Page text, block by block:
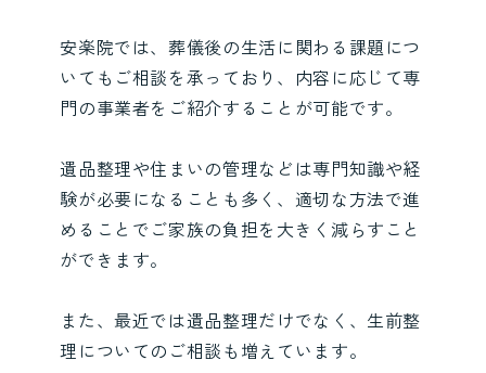
安楽院では、葬儀後の生活に関わる課題につ
いてもご相談を承っており、内容に応じて専
門の事業者をご紹介することが可能です。
遺品整理や住まいの管理などは専門知識や経
験が必要になることも多く、適切な方法で進
めることでご家族の負担を大きく減らすこと
ができます。
また、最近では遺品整理だけでなく、生前整
理についてのご相談も増えています。